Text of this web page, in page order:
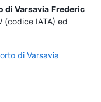
di Varsavia Frederic
(codice IATA) ed
di Varsavia